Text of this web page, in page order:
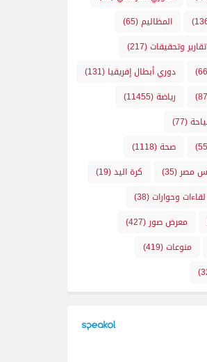
المظاليم(65)
تقارير وتحقيقات(217)
دوري أبطال إفريقيا (131)
رياضة(11455)
(77)
صحة(1118)
مصر (35) كرة اليد(19)
لقاءات وحوارات(38)
معرض صور (427)
منوعات(419)